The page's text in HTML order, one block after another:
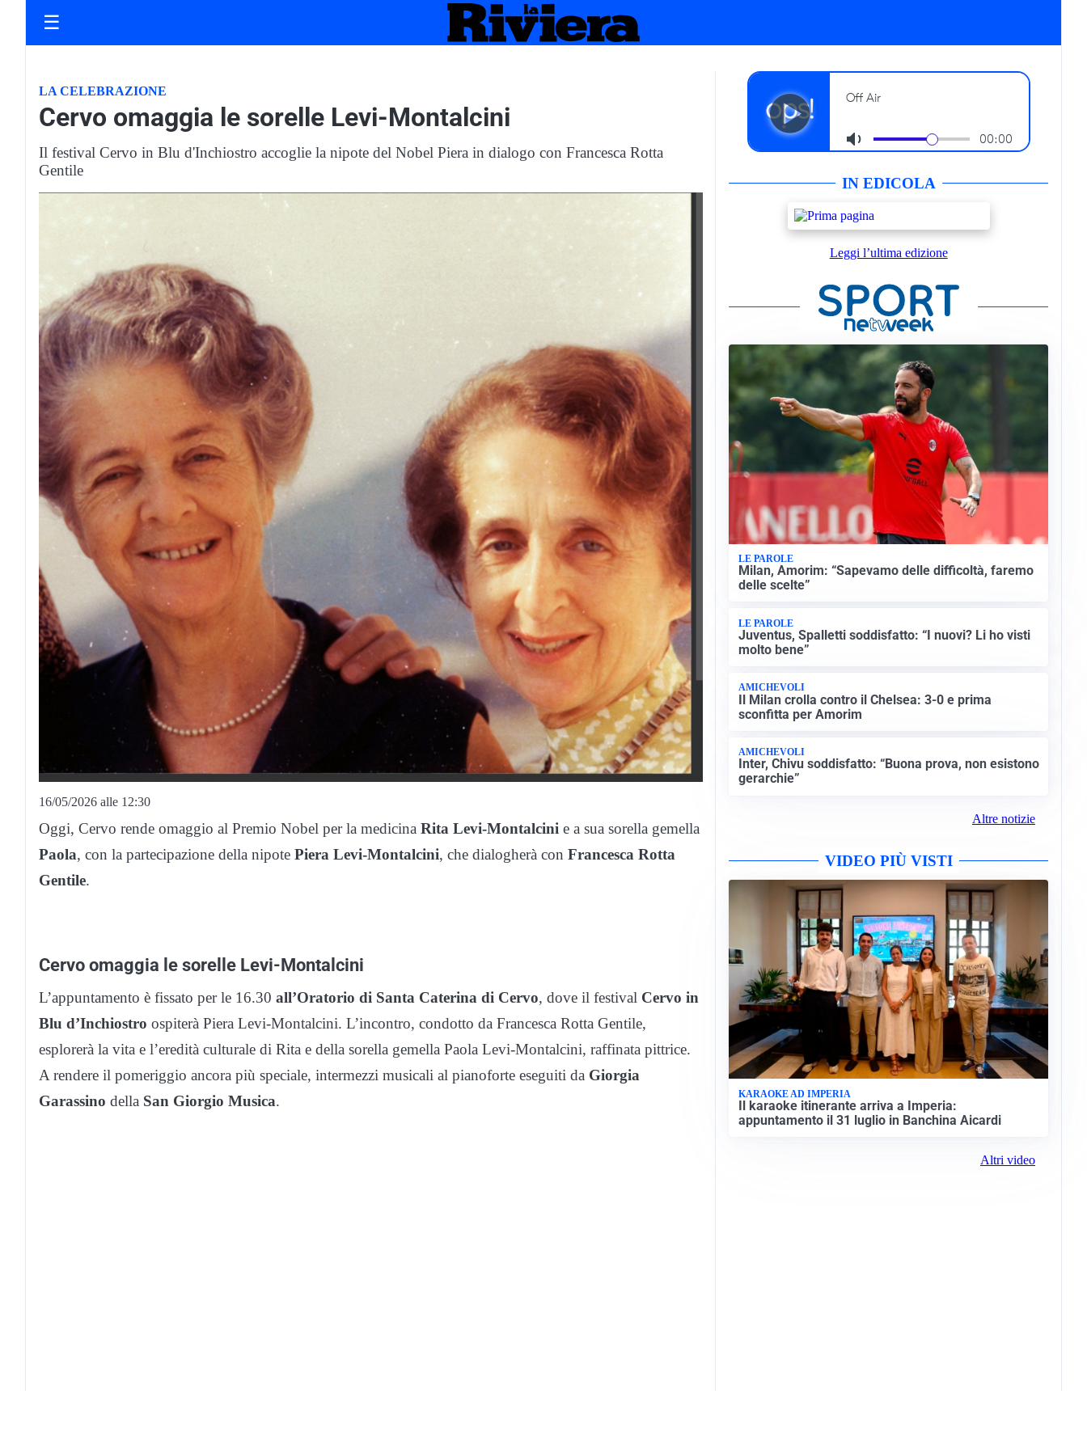
☰
LA CELEBRAZIONE
Cervo omaggia le sorelle Levi-Montalcini
Il festival Cervo in Blu d'Inchiostro accoglie la nipote del Nobel Piera in dialogo con Francesca Rotta
Gentile
16/05/2026 alle 12:30
Oggi, Cervo rende omaggio al Premio Nobel per la medicina Rita Levi-Montalcini e a sua sorella gemella
Paola, con la partecipazione della nipote Piera Levi-Montalcini, che dialogherà con Francesca Rotta
Gentile.
Cervo omaggia le sorelle Levi-Montalcini
L’appuntamento è fissato per le 16.30 all’Oratorio di Santa Caterina di Cervo, dove il festival Cervo in
Blu d’Inchiostro ospiterà Piera Levi-Montalcini. L’incontro, condotto da Francesca Rotta Gentile,
esplorerà la vita e l’eredità culturale di Rita e della sorella gemella Paola Levi-Montalcini, raffinata pittrice.
A rendere il pomeriggio ancora più speciale, intermezzi musicali al pianoforte eseguiti da Giorgia
Garassino della San Giorgio Musica.
IN EDICOLA
Leggi l’ultima edizione
LE PAROLE
Milan, Amorim: “Sapevamo delle difficoltà, faremo
delle scelte”
LE PAROLE
Juventus, Spalletti soddisfatto: “I nuovi? Li ho visti
molto bene”
AMICHEVOLI
Il Milan crolla contro il Chelsea: 3-0 e prima
sconfitta per Amorim
AMICHEVOLI
Inter, Chivu soddisfatto: “Buona prova, non esistono
gerarchie”
Altre notizie
VIDEO PIÙ VISTI
KARAOKE AD IMPERIA
Il karaoke itinerante arriva a Imperia:
appuntamento il 31 luglio in Banchina Aicardi
Altri video